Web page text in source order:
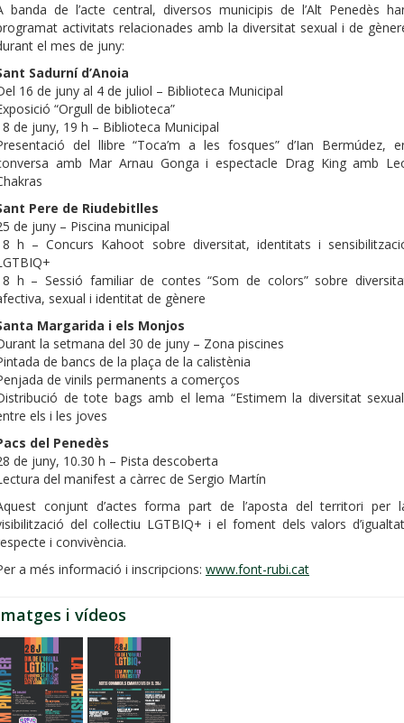
banda de l’acte central, diversos municipis de l’Alt Penedès
activitats relacionades amb la diversitat sexual i de
el mes de juny:
Sadurní d’Anoia
16 de juny al 4 de juliol – Biblioteca Municipal
“Orgull de biblioteca”
de juny, 19 h – Biblioteca Municipal
del llibre “Toca’m a les fosques” d’Ian Bermúdez,
amb Mar Arnau Gonga i espectacle Drag King amb
Pere de Riudebitlles
de juny – Piscina municipal
h – Concurs Kahoot sobre diversitat, identitats i
h – Sessió familiar de contes “Som de colors” sobre
sexual i identitat de gènere
Margarida i els Monjos
la setmana del 30 de juny – Zona piscines
de bancs de la plaça de la calistènia
de vinils permanents a comerços
de tote bags amb el lema “Estimem la diversitat
els i les joves
del Penedès
de juny, 10.30 h – Pista descoberta
del manifest a càrrec de Sergio Martín
conjunt d’actes forma part de l’aposta del territori per
del col·lectiu LGTBIQ+ i el foment dels valors
i convivència.
a més informació i inscripcions: www.font-rubi.cat
i vídeos